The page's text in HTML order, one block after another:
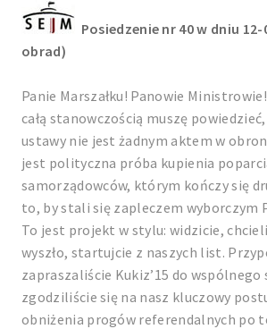
Posiedzenie nr 40 w dniu 12-
obrad)
Panie Marszałku! Panowie
całą stanowczością muszę
ustawy nie jest żadnym aktem w
jest polityczna próba kupienia
samorządowców, którym kończy się
to, by stali się zapleczem wyborczym
To jest projekt w stylu: widzicie,
wyszło, startujcie z naszych list.
zapraszaliście Kukiz’15 do wspólnego
zgodziliście się na nasz kluczowy
obniżenia progów referendalnych po